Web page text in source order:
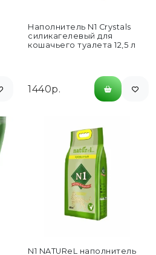
Наполнитель N1 Crystals
силикагелевый для
кошачьего туалета 12,5 л
1440р.
N1 NATUReL наполнитель